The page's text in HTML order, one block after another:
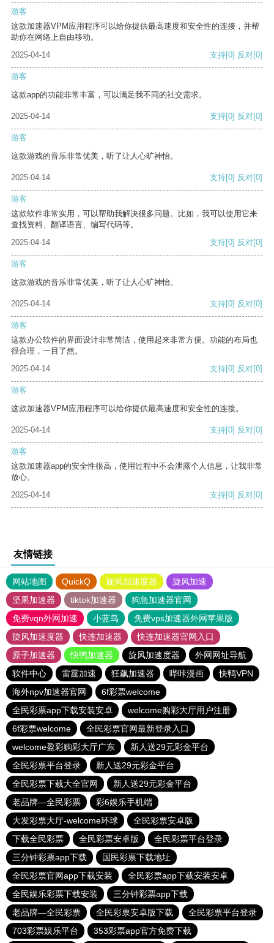
游客
这款加速器VPM应用程序可以给你提供最高速度和安全性的连接，并帮
助你在网络上自由移动。
2025-04-14
支持[0] 反对[0]
游客
这款app的功能非常丰富，可以满足我不同的社交需求。
2025-04-14 支持[0] 反对[0]
游客
这款游戏的音乐非常优美，听了让人心旷神怡。
2025-04-14 支持[0] 反对[0]
游客
这款软件非常实用，可以帮助我解决很多问题。比如，我可以使用它来
查找资料、翻译语言、编写代码等。
2025-04-14
支持[0] 反对[0]
游客
这款游戏的音乐非常优美，听了让人心旷神怡。
2025-04-14 支持[0] 反对[0]
游客
这款办公软件的界面设计非常简洁，使用起来非常方便。功能的布局也
很合理，一目了然。
2025-04-14
支持[0] 反对[0]
游客
这款加速器VPM应用程序可以给你提供最高速度和安全性的连接。
2025-04-14 支持[0] 反对[0]
游客
这款加速器app的安全性很高，使用过程中不会泄露个人信息，让我非常
放心。
2025-04-14
支持[0] 反对[0]
友情链接
网站地图 QuickQ 旋风加速度器
旋风加速
坚果加速器
tiktok加速器
狗急加速器官网
免费vqn外网加速
小蓝鸟
免费vps加速器外网苹果版
旋风加速度器
快连加速器
快连加速器官网入口
原子加速器
快鸭加速器 旋风加速度器
外网网址导航
软件中心
雷霆加速 狂飙加速器 哔咔漫画
快鸭VPN
海外npv加速器官网
6f彩票welcome
全民彩票app下载安装安卓
welcome购彩大厅用户注册
6f彩票welcome
全民彩票官网最新登录入口
welcome盈彩购彩大厅广东
新人送29元彩金平台
全民彩票平台登录
新人送29元彩金平台
全民彩票下载大全官网
新人送29元彩金平台
老品牌—全民彩票
彩6娱乐手机端
大发彩票大厅-welcome环球
全民彩票安卓版
下载全民彩票
全民彩票安卓版
全民彩票平台登录
三分钟彩票app下载
国民彩票下载地址
全民彩票官网app下载安装
全民彩票app下载安装安卓
全民娱乐彩票下载安装
三分钟彩票app下载
老品牌—全民彩票
全民彩票安卓版下载
全民彩票平台登录
703彩票娱乐平台
353彩票app官方免费下载